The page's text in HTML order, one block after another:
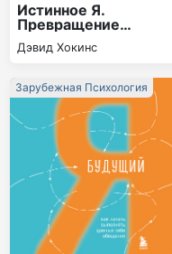
Истинное Я.
Превращение
повседневного опыта
в духовный путь
Дэвид Хокинс
Зарубежная Психология